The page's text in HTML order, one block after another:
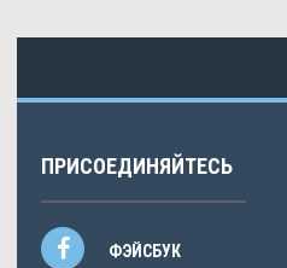
ПРИСОЕДИНЯЙТЕСЬ
ФЭЙСБУК